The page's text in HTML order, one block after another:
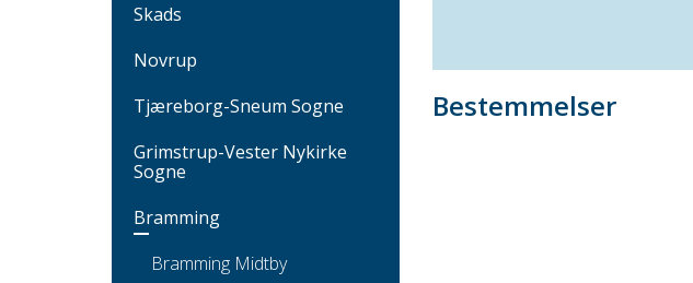
Skads
Novrup
Tjæreborg-Sneum Sogne
Grimstrup-Vester Nykirke
Sogne
Bramming
Bramming Midtby
Bestemmelser